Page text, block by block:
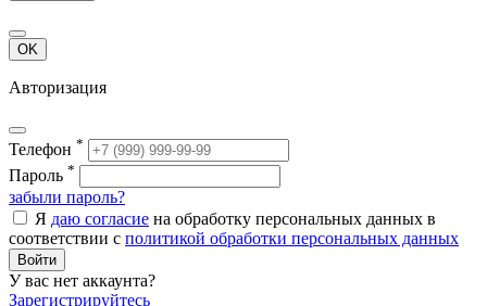
OK
Авторизация
Телефон *
Пароль *
забыли пароль?
Я даю согласие на обработку персональных данных в
соответствии с политикой обработки персональных данных
Войти
У вас нет аккаунта?
Зарегистрируйтесь